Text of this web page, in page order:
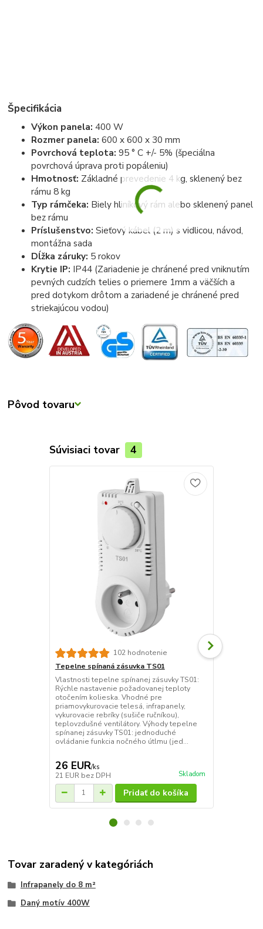
Špecifikácia
Výkon panela:400 W
Rozmer panela:600 x 600 x 30 mm
Povrchová teplota: 95 ° C +/- 5% (špeciálna
povrchová úprava proti popáleniu)
Hmotnosť: Základné prevedenie 4 kg, sklenený bez
rámu 8 kg
Typ rámčeka: Biely hliníkový rám alebo sklenený panel
bez rámu
Príslušenstvo: Sieťový kábel (2 m) s vidlicou, návod,
montážna sada
Dĺžka záruky: 5 rokov
Krytie IP: IP44 (Zariadenie je chránené pred vniknutím
pevných cudzích telies o priemere 1mm a väčších a
pred dotykom drôtom a zariadené je chránené pred
striekajúcou vodou)
Pôvod tovaru
Súvisiaci tovar 4
102 hodnotenie
Tepelne spínaná zásuvka TS01
Vlastnosti tepelne spínanej zásuvky TS01:
Rýchle nastavenie požadovanej teploty
otočením kolieska. Vhodné pre
priamovykurovacie telesá, infrapanely,
vykurovacie rebríky (sušiče ručníkou),
teplovzdušné ventilátory. Výhody tepelne
spínanej zásuvky TS01: jednoduché
ovládanie funkcia nočného útlmu (jed...
26 EUR/ks
21 EUR bez DPH Skladom
Pridať do košíka
Tovar zaradený v kategóriách
Infrapanely do 8 m²
Daný motív 400W